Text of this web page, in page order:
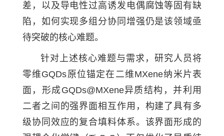
差，以及导电性过高诱发电偶腐蚀等固有缺
陷，如何实现多组分协同增强仍是该领域亟
待突破的核心难题。
针对上述核心难题与需求，研究人员将
零维GQDs原位锚定在二维MXene纳米片表
面，形成GQDs@MXene异质结构，并利用
二者之间的强界面相互作用，构建了具有多
级协同效应的复合填料体系。该界面形成的